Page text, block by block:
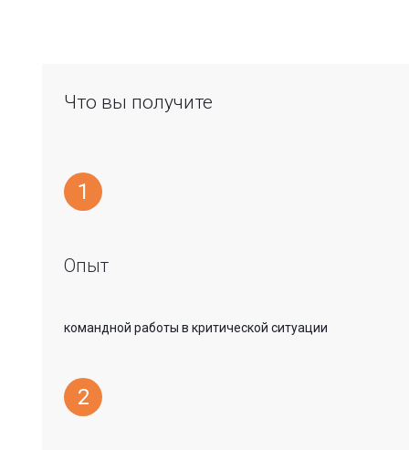
Что вы получите
1
Опыт
командной работы в критической ситуации
2